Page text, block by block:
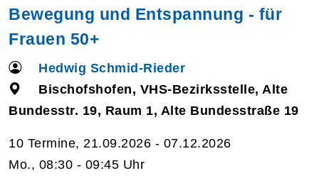
Bewegung und Entspannung - für
Frauen 50+
Hedwig Schmid-Rieder
Bischofshofen, VHS-Bezirksstelle, Alte
Bundesstr. 19, Raum 1, Alte Bundesstraße 19
10 Termine, 21.09.2026 - 07.12.2026
Mo., 08:30 - 09:45 Uhr